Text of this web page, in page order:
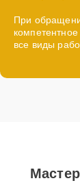
При
все виды